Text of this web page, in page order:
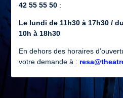
42 55 55 50 :
Le lundi de 11h30 à 17h30 /
10h à 18h30
En dehors des horaires
votre demande à :